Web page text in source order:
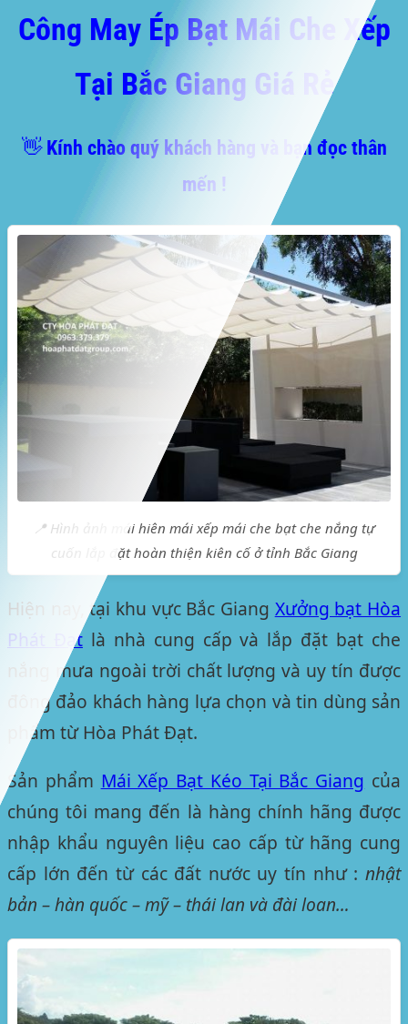
Công May Ép Bạt Mái Che Xếp
Tại Bắc Giang Giá Rẻ
👋 Kính chào quý khách hàng và bạn đọc thân
mến !
📍 Hình ảnh mái hiên mái xếp mái che bạt che nắng tự
cuốn lắp đặt hoàn thiện kiên cố ở tỉnh Bắc Giang
Hiện nay, tại khu vực Bắc Giang Xưởng bạt Hòa
Phát Đạtlà nhà cung cấp và lắp đặt bạt che
nắng mưa ngoài trời chất lượng và uy tín được
đông đảo khách hàng lựa chọn và tin dùng sản
phẩm từ Hòa Phát Đạt.
Sản phẩm Mái Xếp Bạt Kéo Tại Bắc Giang của
chúng tôi mang đến là hàng chính hãng được
nhập khẩu nguyên liệu cao cấp từ hãng cung
cấp lớn đến từ các đất nước uy tín như : nhật
bản – hàn quốc – mỹ – thái lan và đài loan…